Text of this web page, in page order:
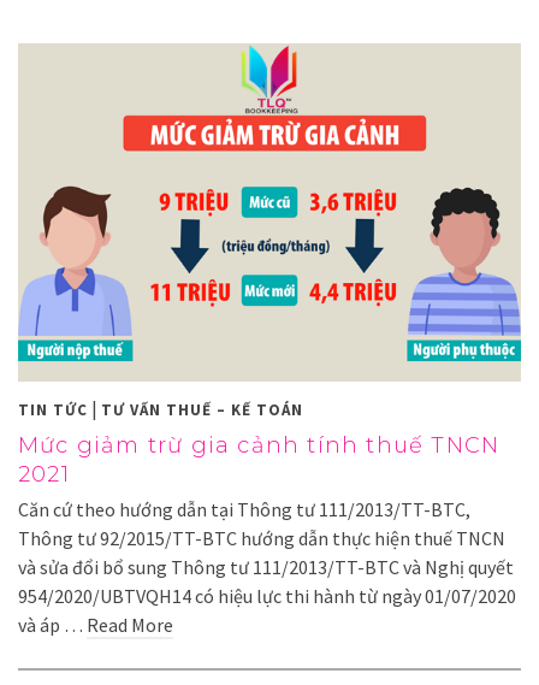
TIN TỨC | TƯ VẤN THUẾ – KẾ TOÁN
Mức giảm trừ gia cảnh tính thuế TNCN
2021
Căn cứ theo hướng dẫn tại Thông tư 111/2013/TT-BTC,
Thông tư 92/2015/TT-BTC hướng dẫn thực hiện thuế TNCN
và sửa đổi bổ sung Thông tư 111/2013/TT-BTC và Nghị quyết
954/2020/UBTVQH14 có hiệu lực thi hành từ ngày 01/07/2020
và áp … Read More